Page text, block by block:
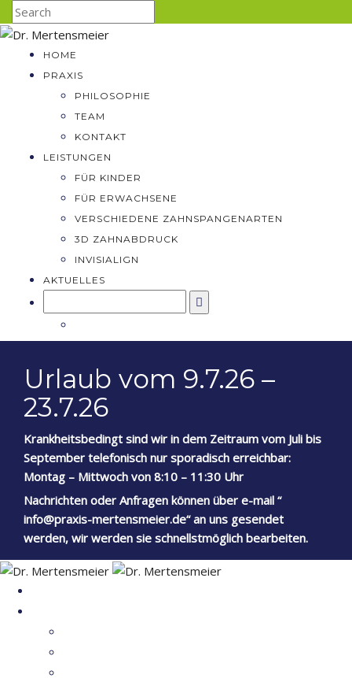
HOME
PRAXIS
PHILOSOPHIE
TEAM
KONTAKT
LEISTUNGEN
FÜR KINDER
FÜR ERWACHSENE
VERSCHIEDENE ZAHNSPANGENARTEN
3D ZAHNABDRUCK
INVISIALIGN
AKTUELLES
for:
Urlaub vom 9.7.26 –
23.7.26
Krankheitsbedingt sind wir in dem Zeitraum vom Juli bis
September telefonisch nur sporadisch erreichbar:
Montag – Mittwoch von 8:10 – 11:30 Uhr
Nachrichten oder Anfragen können über e-mail “
info@praxis-mertensmeier.de“ an uns gesendet
werden, wir werden sie schnellstmöglich bearbeiten.